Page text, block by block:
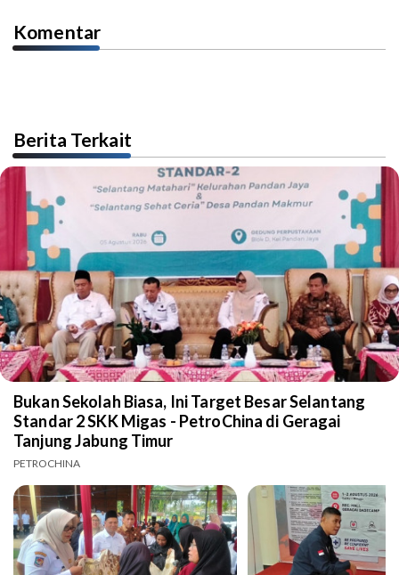
Komentar
Berita Terkait
Bukan Sekolah Biasa, Ini Target Besar Selantang
Standar 2 SKK Migas - PetroChina di Geragai
Tanjung Jabung Timur
PETROCHINA